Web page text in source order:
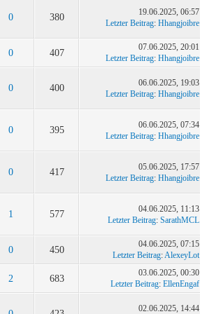
0
380
19.06.2025, 06:57
Letzter Beitrag: Hhangjoibre
0 407
07.06.2025, 20:01
Letzter Beitrag: Hhangjoibre
0
400
06.06.2025, 19:03
Letzter Beitrag: Hhangjoibre
0
395
06.06.2025, 07:34
Letzter Beitrag: Hhangjoibre
0
417
05.06.2025, 17:57
Letzter Beitrag: Hhangjoibre
1 577
04.06.2025, 11:13
Letzter Beitrag: SarathMCL
0 450
04.06.2025, 07:15
Letzter Beitrag:AlexeyLot
2 683
03.06.2025, 00:30
Letzter Beitrag: EllenEngaf
02.06.2025, 14:44